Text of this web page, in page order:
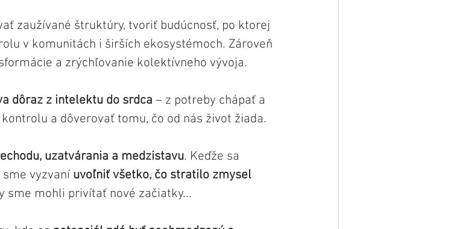
zaužívané štruktúry, tvoriť budúcnosť, po ktorej
v komunitách i širších ekosystémoch. Zároveň
a zrýchľovanie kolektívneho vývoja.
dôraz z intelektu do srdca – z potreby chápať a
a dôverovať tomu, čo od nás život žiada.
uzatvárania a medzistavu. Keďže sa
vyzvaní uvoľniť všetko, čo stratilo zmysel
sme mohli privítať nové začiatky...